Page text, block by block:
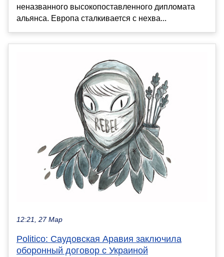
неназванного высокопоставленного дипломата
альянса. Европа сталкивается с нехва...
12:21, 27 Мар
Politico: Саудовская Аравия заключила
оборонный договор с Украиной